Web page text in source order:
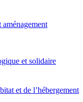
et solidaire
et de l’hébergement